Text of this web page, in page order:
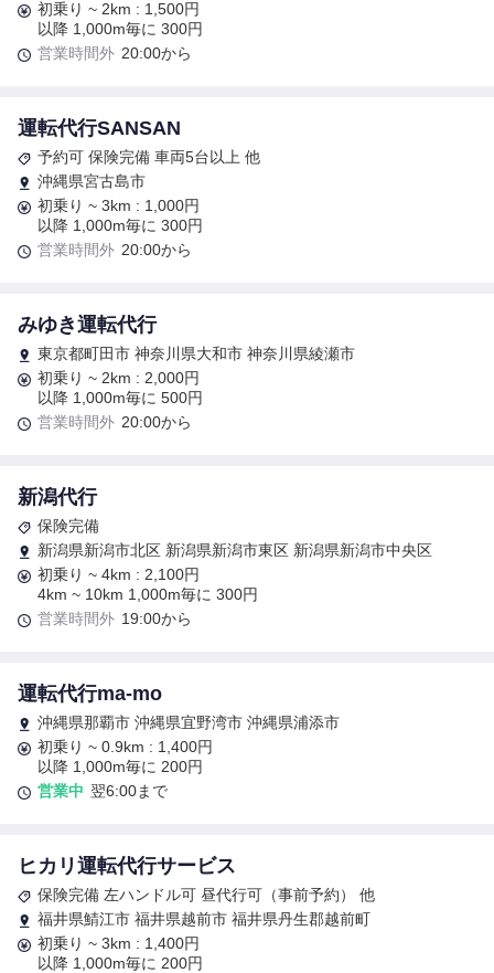
初乗り ~ 2km : 1,500円
以降 1,000m毎に 300円
営業時間外 20:00から
運転代行SANSAN
予約可 保険完備 車両5台以上 他
沖縄県宮古島市
初乗り ~ 3km : 1,000円
以降 1,000m毎に 300円
営業時間外 20:00から
みゆき運転代行
東京都町田市 神奈川県大和市 神奈川県綾瀬市
初乗り ~ 2km : 2,000円
以降 1,000m毎に 500円
営業時間外 20:00から
新潟代行
保険完備
新潟県新潟市北区 新潟県新潟市東区 新潟県新潟市中央区
初乗り ~ 4km : 2,100円
4km ~ 10km 1,000m毎に 300円
営業時間外 19:00から
運転代行ma-mo
沖縄県那覇市 沖縄県宜野湾市 沖縄県浦添市
初乗り ~ 0.9km : 1,400円
以降 1,000m毎に 200円
営業中 翌6:00まで
ヒカリ運転代行サービス
保険完備 左ハンドル可 昼代行可（事前予約） 他
福井県鯖江市 福井県越前市 福井県丹生郡越前町
初乗り ~ 3km : 1,400円
以降 1,000m毎に 200円